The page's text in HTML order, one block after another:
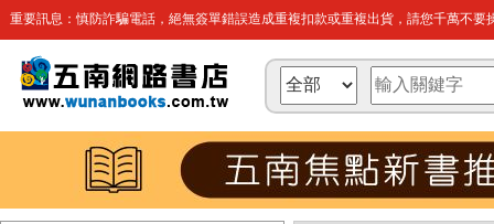
重要訊息：慎防詐騙電話，絕無簽單錯誤造成重複扣款或重複出貨，請您千萬不要